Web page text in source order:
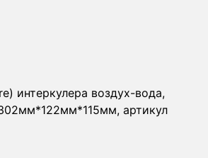
интеркулера воздух-вода,
артикул